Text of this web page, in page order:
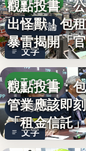
時事評論
文字
觀點投書：
出怪獸！包
暴雷揭開「
生」的制…
今天 06:25
租賃政策
文字
觀點投書：
管業應該即
「租金信託
制度！才…